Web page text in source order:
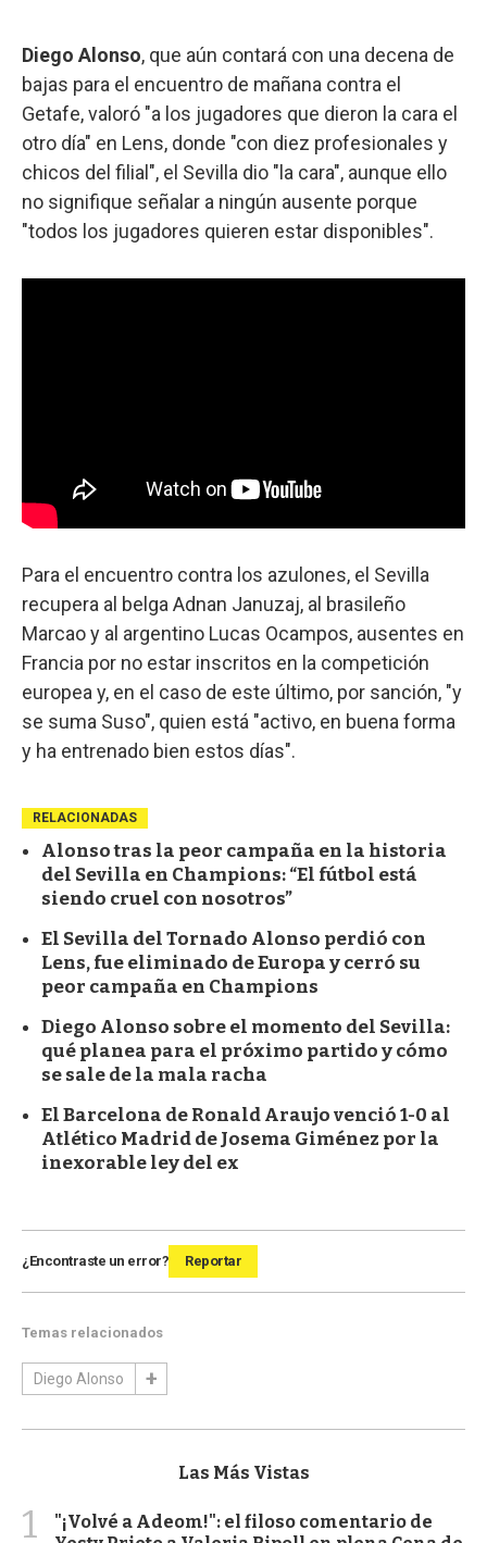
Diego Alonso, que aún contará con una decena de
bajas para el encuentro de mañana contra el
Getafe, valoró "a los jugadores que dieron la cara el
otro día" en Lens, donde "con diez profesionales y
chicos del filial", el Sevilla dio "la cara", aunque ello
no signifique señalar a ningún ausente porque
"todos los jugadores quieren estar disponibles".
Para el encuentro contra los azulones, el Sevilla
recupera al belga Adnan Januzaj, al brasileño
Marcao y al argentino Lucas Ocampos, ausentes en
Francia por no estar inscritos en la competición
europea y, en el caso de este último, por sanción, "y
se suma Suso", quien está "activo, en buena forma
y ha entrenado bien estos días".
RELACIONADAS
Alonso tras la peor campaña en la historia
del Sevilla en Champions: “El fútbol está
siendo cruel con nosotros”
El Sevilla del Tornado Alonso perdió con
Lens, fue eliminado de Europa y cerró su
peor campaña en Champions
Diego Alonso sobre el momento del Sevilla:
qué planea para el próximo partido y cómo
se sale de la mala racha
El Barcelona de Ronald Araujo venció 1-0 al
Atlético Madrid de Josema Giménez por la
inexorable ley del ex
¿Encontraste un error? Reportar
Temas relacionados
Diego Alonso
Las Más Vistas
1
"¡Volvé a Adeom!": el filoso comentario de